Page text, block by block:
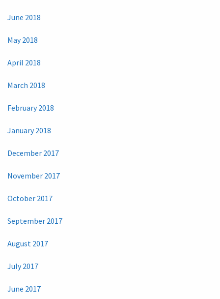
June 2018
May 2018
April 2018
March 2018
February 2018
January 2018
December 2017
November 2017
October 2017
September 2017
August 2017
July 2017
June 2017